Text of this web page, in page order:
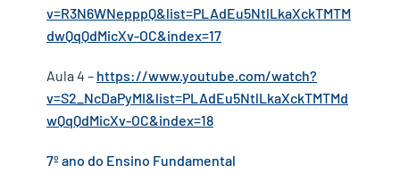
v=R3N6WNepppQ&list=PLAdEu5NtlLkaXckTMTM
dwQqQdMicXv-OC&index=17
Aula 4 – https://www.youtube.com/watch?
v=S2_NcDaPyMI&list=PLAdEu5NtlLkaXckTMTMd
wQqQdMicXv-OC&index=18
7º ano do Ensino Fundamental